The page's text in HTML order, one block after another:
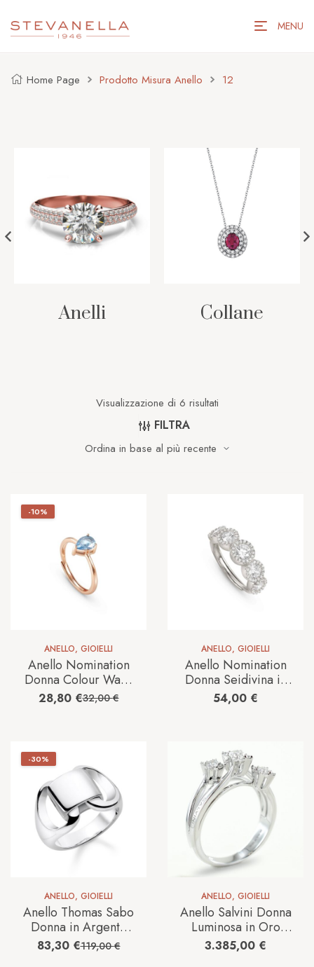
MENU
Home Page Prodotto Misura Anello 12
Anelli Collane
Visualizzazione di 6 risultati
FILTRA
-10%
ANELLO, GIOIELLI
Anello Nomination
Donna Colour Wave
in Argento Cubic
Zirconia
32,00€
28,80 €
ANELLO, GIOIELLI
Anello Nomination
Donna Seidivina in
Argento Cubic
Zirconia
54,00 €
-30%
ANELLO, GIOIELLI
Anello Thomas Sabo
Donna in Argento
TR2239-001-21
119,00€
83,30 €
ANELLO, GIOIELLI
Anello Salvini Donna
Luminosa in Oro
bianco Diamante
20072933-14
3.385,00 €